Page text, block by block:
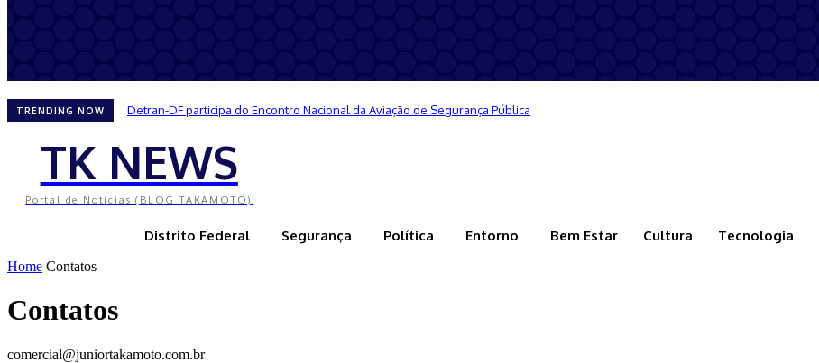
TRENDING NOW Detran-DF participa do Encontro Nacional da Aviação de Segurança Pública
TK NEWS
Portal de Notícias (BLOG TAKAMOTO)
Distrito Federal Segurança Política Entorno Bem Estar Cultura Tecnologia
Home Contatos
Contatos
comercial@juniortakamoto.com.br